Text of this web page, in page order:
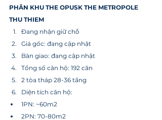
PHÂN KHU THE OPUSK THE METROPOLE
THU THIEM
Đang nhận giữ chỗ
Giá gốc: đang cập nhật
Bàn giao: đang cập nhật
Tổng số căn hộ: 192 căn
2 tòa tháp 28-36 tầng
Diện tích căn hộ:
1PN: ~60m2
2PN: 70-80m2